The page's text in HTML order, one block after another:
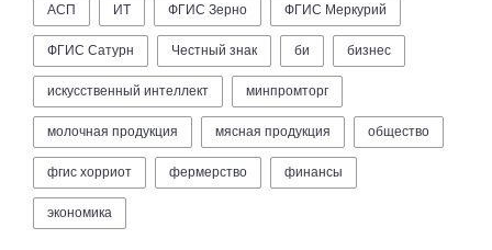
АСП ИТ ФГИС Зерно ФГИС Меркурий
ФГИС Сатурн Честный знак би бизнес
искусственный интеллект минпромторг
молочная продукция мясная продукция общество
фгис хорриот фермерство финансы
экономика